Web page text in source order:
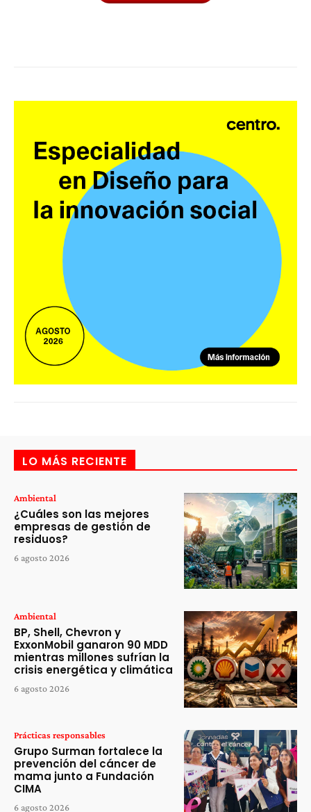
LO MÁS RECIENTE
Ambiental
¿Cuáles son las mejores
empresas de gestión de
residuos?
6 agosto 2026
Ambiental
BP, Shell, Chevron y
ExxonMobil ganaron 90 MDD
mientras millones sufrían la
crisis energética y climática
6 agosto 2026
Prácticas responsables
Grupo Surman fortalece la
prevención del cáncer de
mama junto a Fundación
CIMA
6 agosto 2026